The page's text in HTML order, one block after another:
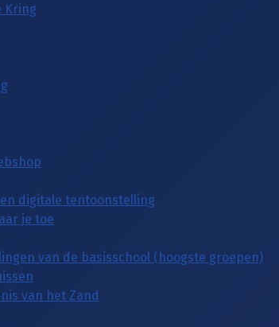
Kring
digitale tentoonstelling
je toe
van de basisschool (hoogste groepen)
van het Zand